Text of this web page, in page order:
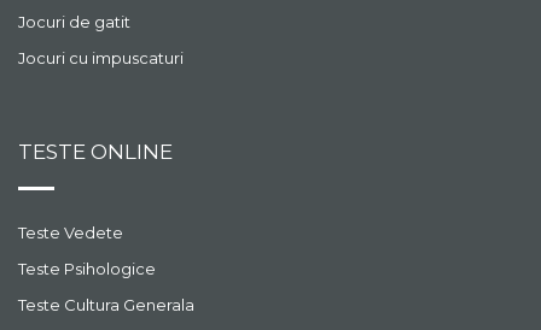
Jocuri de gatit
Jocuri cu impuscaturi
TESTE ONLINE
Teste Vedete
Teste Psihologice
Teste Cultura Generala